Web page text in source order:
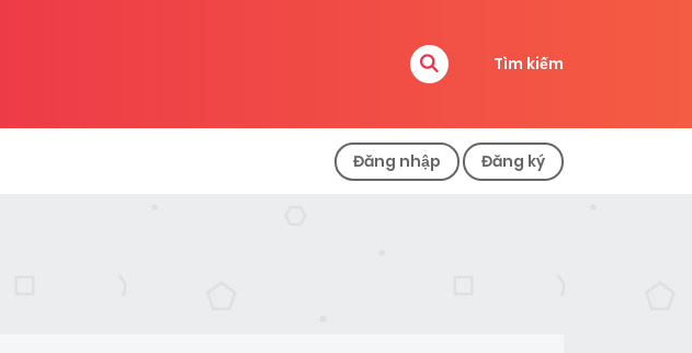
Tìm kiếm
Đăng nhập Đăng ký